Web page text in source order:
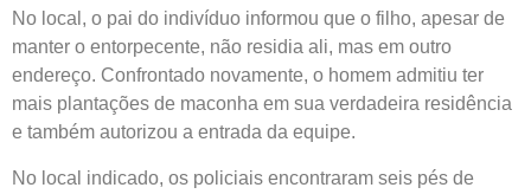
No local, o pai do indivíduo informou que o filho, apesar de
manter o entorpecente, não residia ali, mas em outro
endereço. Confrontado novamente, o homem admitiu ter
mais plantações de maconha em sua verdadeira residência
e também autorizou a entrada da equipe.
No local indicado, os policiais encontraram seis pés de